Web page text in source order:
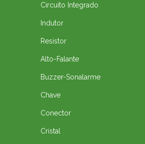
Circuito Integrado
Indutor
Resistor
Alto-Falante
Buzzer-Sonalarme
Chave
Conector
Cristal